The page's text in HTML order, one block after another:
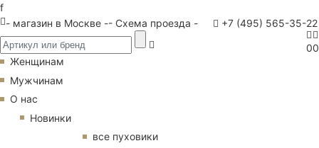
f
- магазин в Москве -- Схема проезда - +7 (495) 565-35-22
00
Женщинам
Мужчинам
О нас
Новинки
все пуховики